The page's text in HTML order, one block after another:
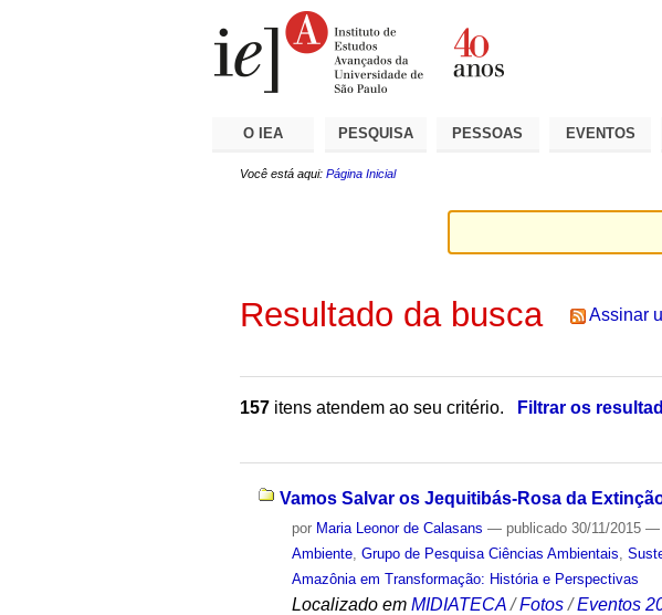
O IEA PESQUISA PESSOAS EVENTOS
Você está aqui: Página Inicial
Resultado da busca Assinar
157 itens atendem ao seu critério.
Filtrar os
Vamos Salvar os Jequitibás-Rosa da
por Maria Leonor de Calasans — publicado 30/11/2015—
Ambiente ,Grupo de Pesquisa Ciências Ambientais ,
Amazônia em Transformação: História e Perspectivas
Localizado em MIDIATECA /Fotos /Eventos